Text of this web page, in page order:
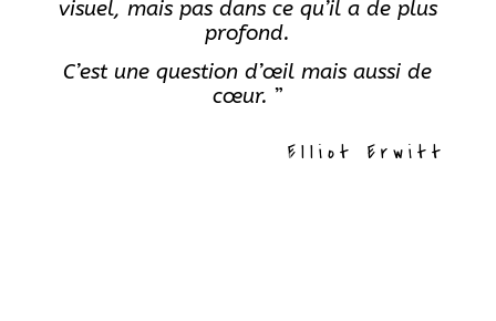
visuel, mais pas dans ce qu’il a de plus
profond.
C’est une question d’œil mais aussi de
cœur. ”
Elliot Erwitt